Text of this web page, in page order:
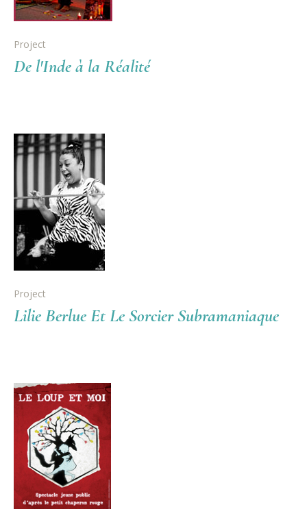
Project
De l'Inde à la Réalité
Project
Lilie Berlue Et Le Sorcier Subramaniaque